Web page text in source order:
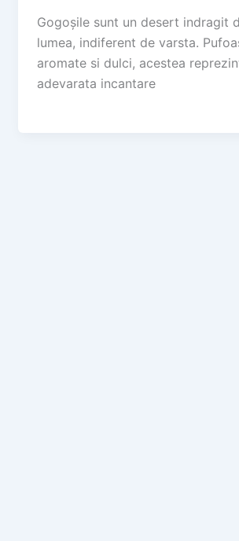
Gogoșile sunt un desert indragit
lumea, indiferent de varsta.
aromate si dulci, acestea
adevarata incantare